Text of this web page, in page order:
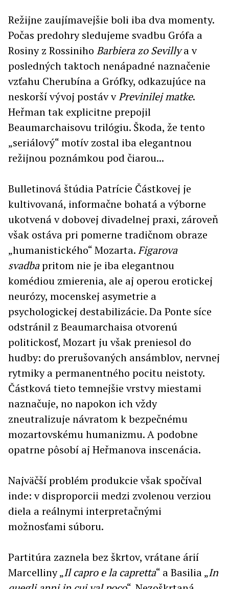
Režijne zaujímavejšie boli iba dva momenty.
Počas predohry sledujeme svadbu Grófa a
Rosiny z Rossiniho Barbiera zo Sevillya v
posledných taktoch nenápadné naznačenie
vzťahu Cherubína a Grófky, odkazujúce na
neskorší vývoj postáv vPrevinilej matke.
Heřman tak explicitne prepojil
Beaumarchaisovu trilógiu. Škoda, že tento
„seriálový“ motív zostal iba elegantnou
režijnou poznámkou pod čiarou...
Bulletinová štúdia Patrície Částkovej je
kultivovaná, informačne bohatá a výborne
ukotvená v dobovej divadelnej praxi, zároveň
však ostáva pri pomerne tradičnom obraze
„humanistického“ Mozarta.Figarova
svadbapritom nie je iba elegantnou
komédiou zmierenia, ale aj operou erotickej
neurózy, mocenskej asymetrie a
psychologickej destabilizácie. Da Ponte síce
odstránil z Beaumarchaisa otvorenú
politickosť, Mozart ju však preniesol do
hudby: do prerušovaných ansámblov, nervnej
rytmiky a permanentného pocitu neistoty.
Částková tieto temnejšie vrstvy miestami
naznačuje, no napokon ich vždy
zneutralizuje návratom k bezpečnému
mozartovskému humanizmu. A podobne
opatrne pôsobí aj Heřmanova inscenácia.
Najväčší problém produkcie však spočíval
inde: v disproporcii medzi zvolenou verziou
diela a reálnymi interpretačnými
možnosťami súboru.
Partitúra zaznela bez škrtov, vrátane árií
Marcelliny „Il capro e la capretta“ a Basilia „In